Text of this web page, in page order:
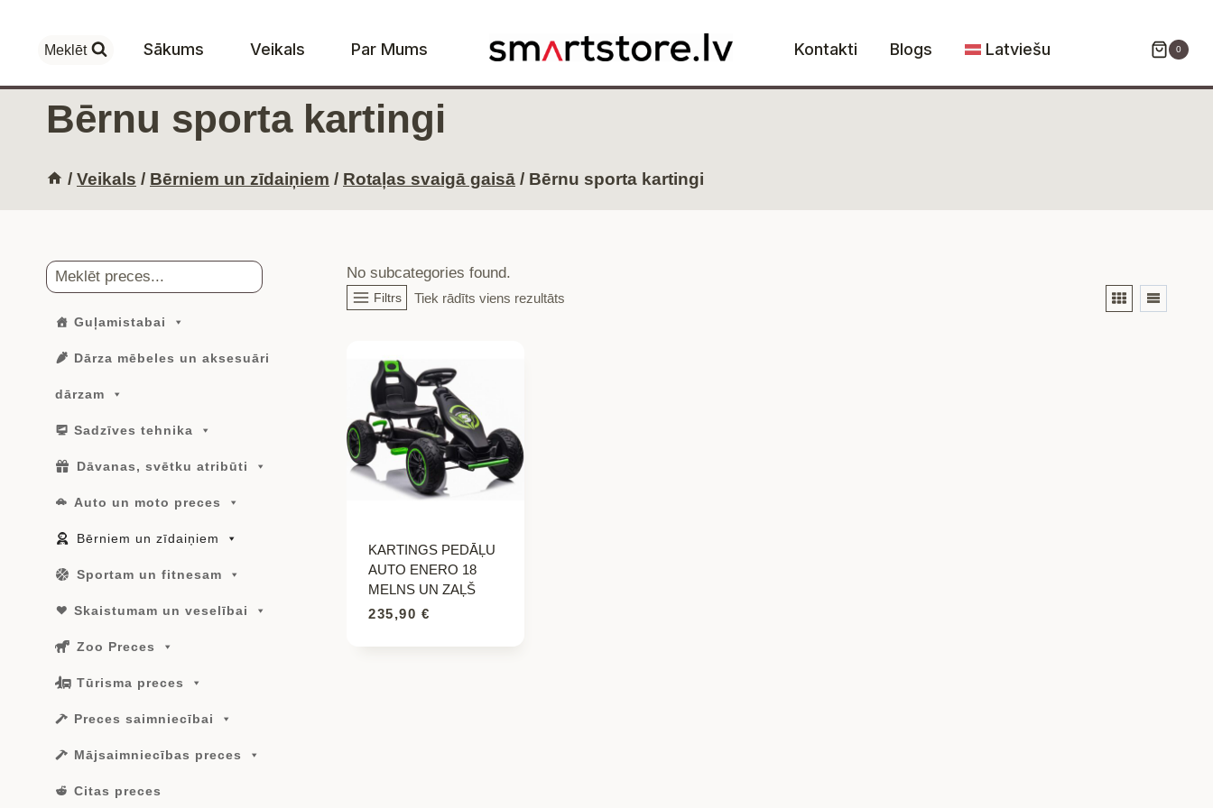
content
Meklēt Sākums Veikals Par Mums Kontakti Blogs Latviešu 0
Bērnu sporta kartingi
/ Veikals / Bērniem un zīdaiņiem / Rotaļas svaigā gaisā / Bērnu sporta kartingi
No subcategories found.
Filtrs Tiek rādīts viens rezultāts
KARTINGS PEDĀĻU
AUTO ENERO 18
MELNS UN ZAĻŠ
235,90 €
Meklēt
Guļamistabai
Dārza mēbeles un aksesuāri
dārzam
Sadzīves tehnika
Dāvanas, svētku atribūti
Auto un moto preces
Bērniem un zīdaiņiem
Sportam un fitnesam
Skaistumam un veselībai
Zoo Preces
Tūrisma preces
Preces saimniecībai
Mājsaimniecības preces
Citas preces